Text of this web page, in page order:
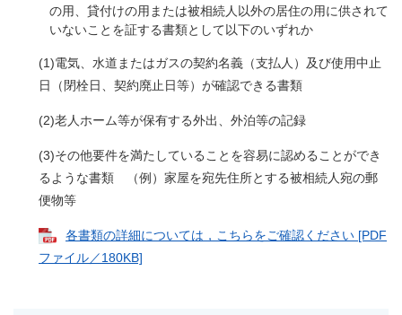
の用、貸付けの用または被相続人以外の居住の用に供されて
いないことを証する書類として以下のいずれか
(1)電気、水道またはガスの契約名義（支払人）及び使用中止
日（閉栓日、契約廃止日等）が確認できる書類
(2)老人ホーム等が保有する外出、外泊等の記録
(3)その他要件を満たしていることを容易に認めることができ
るような書類 （例）家屋を宛先住所とする被相続人宛の郵
便物等
各書類の詳細については，こちらをご確認ください [PDF
ファイル／180KB]